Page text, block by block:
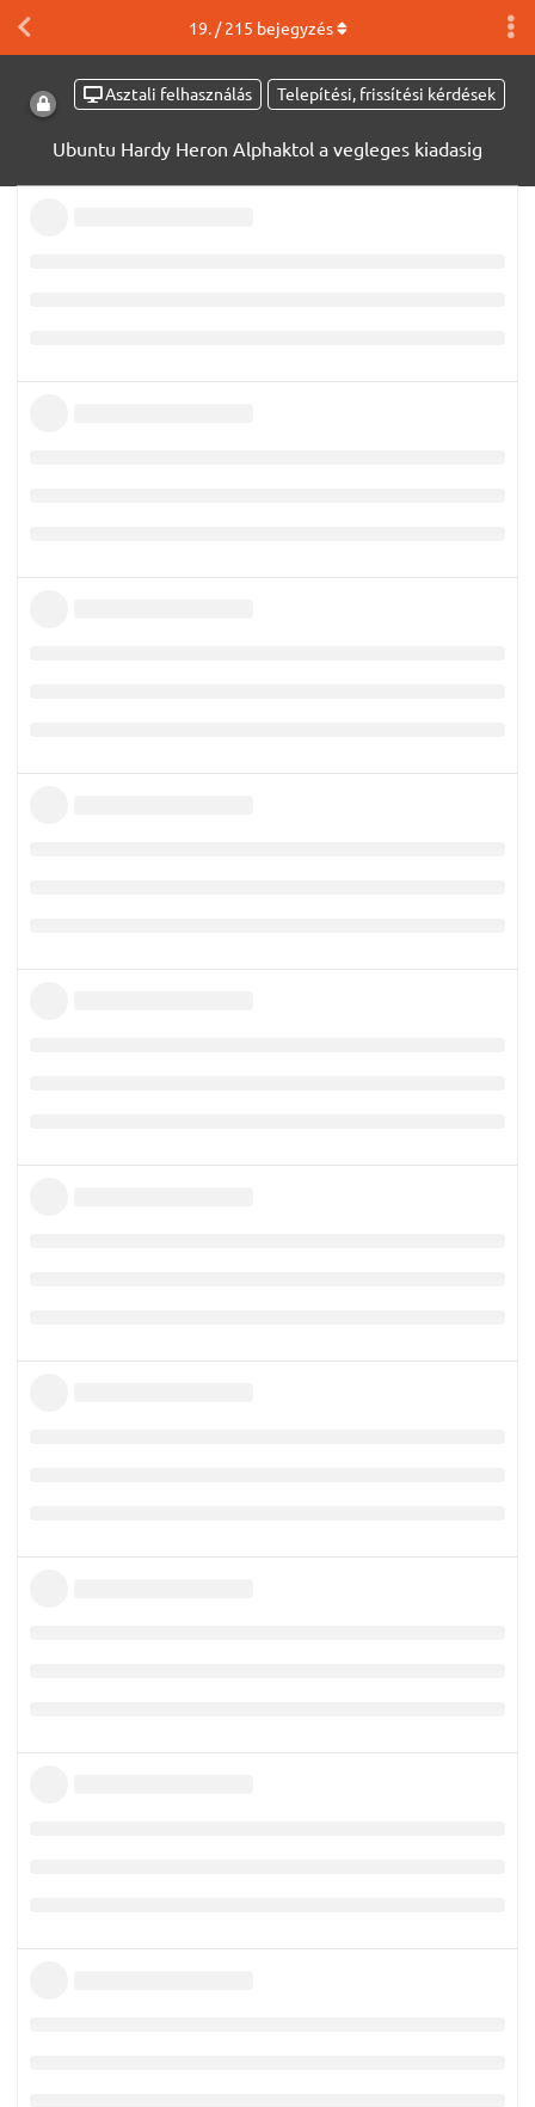
Asztali felhasználás Telepítési, frissítési kérdések
Ubuntu Hardy Heron Alphaktol a vegleges kiadasig
19. /215 bejegyzés